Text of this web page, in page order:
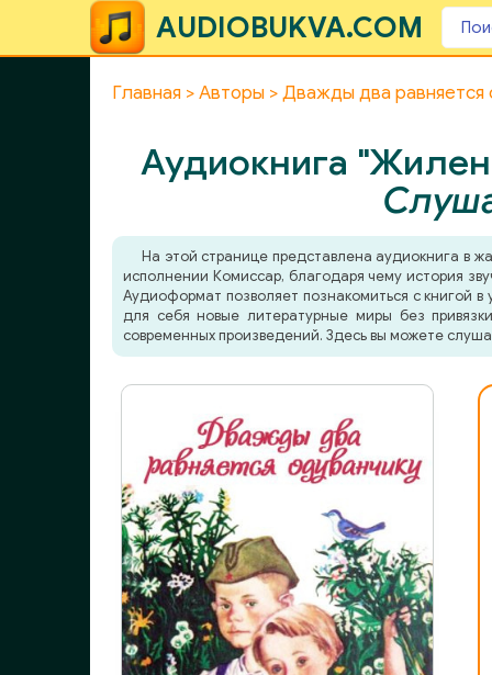
AUDIOBUKVA.COM
Главная Авторы Дважды два равняется
Аудиокнига
На этой странице представлена аудиокнига в
исполнении Комиссар, благодаря чему история
Аудиоформат позволяет познакомиться с книгой
для себя новые литературные миры без
современных произведений. Здесь вы можете